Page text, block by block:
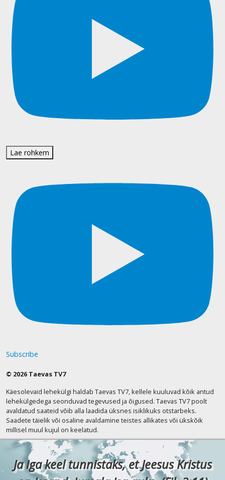
Lae rohkem
Subscribe
© 2026 Taevas TV7
Käesolevaid lehekülgi haldab Taevas TV7, kellele kuuluvad kõik antud
lehekülgedega seonduvad tegevused ja õigused. Taevas TV7 poolt
avaldatud saateid võib alla laadida üksnes isiklikuks otstarbeks.
Saadete täielik või osaline avaldamine teistes allikates või ükskõik
millisel muul kujul on keelatud.
Ja iga keel tunnistaks, et Jeesus Kristus